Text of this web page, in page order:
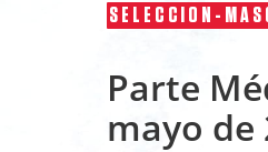
SELECCION-
Parte
mayo de